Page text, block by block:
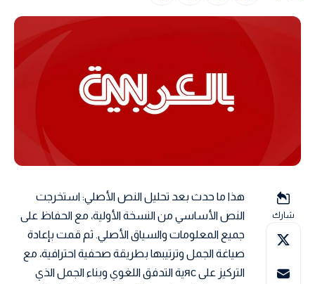
شارك
هذا ما حدث بعد تحليل النص الأصلي: استخرجت
النص الأساسي من النسخة الأولية، مع الحفاظ على
جميع المعلومات والسياق الأصلي. ثم قمت بإعادة
صياغة الجمل وترتيبها بطريقة صحفية احترافية، مع
التركيز على ясية التدفق اللغوي وبناء الجمل الذي